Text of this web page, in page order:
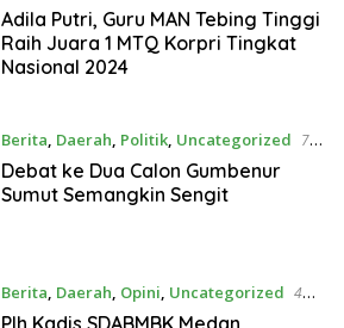
11 November 2024
Adila Putri, Guru MAN Tebing Tinggi
Raih Juara 1 MTQ Korpri Tingkat
Nasional 2024
Berita, Daerah, Politik, Uncategorized 7
November 2024
Debat ke Dua Calon Gumbenur
Sumut Semangkin Sengit
Berita, Daerah, Opini, Uncategorized 4
November 2024